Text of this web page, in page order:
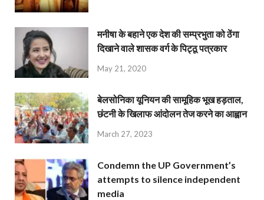
मनीषा के बहाने एक देश की सम्प्रभुता को ठेंगा
दिखाने वाले शासक वर्ग के पिट्ठू पत्रकार
May 21, 2020
बेलसोनिका यूनियन की सामूहिक भूख हड़ताल,
छंटनी के खिलाफ आंदोलन तेज करने का आह्वान
March 27, 2023
Condemn the UP Government’s
attempts to silence independent
media